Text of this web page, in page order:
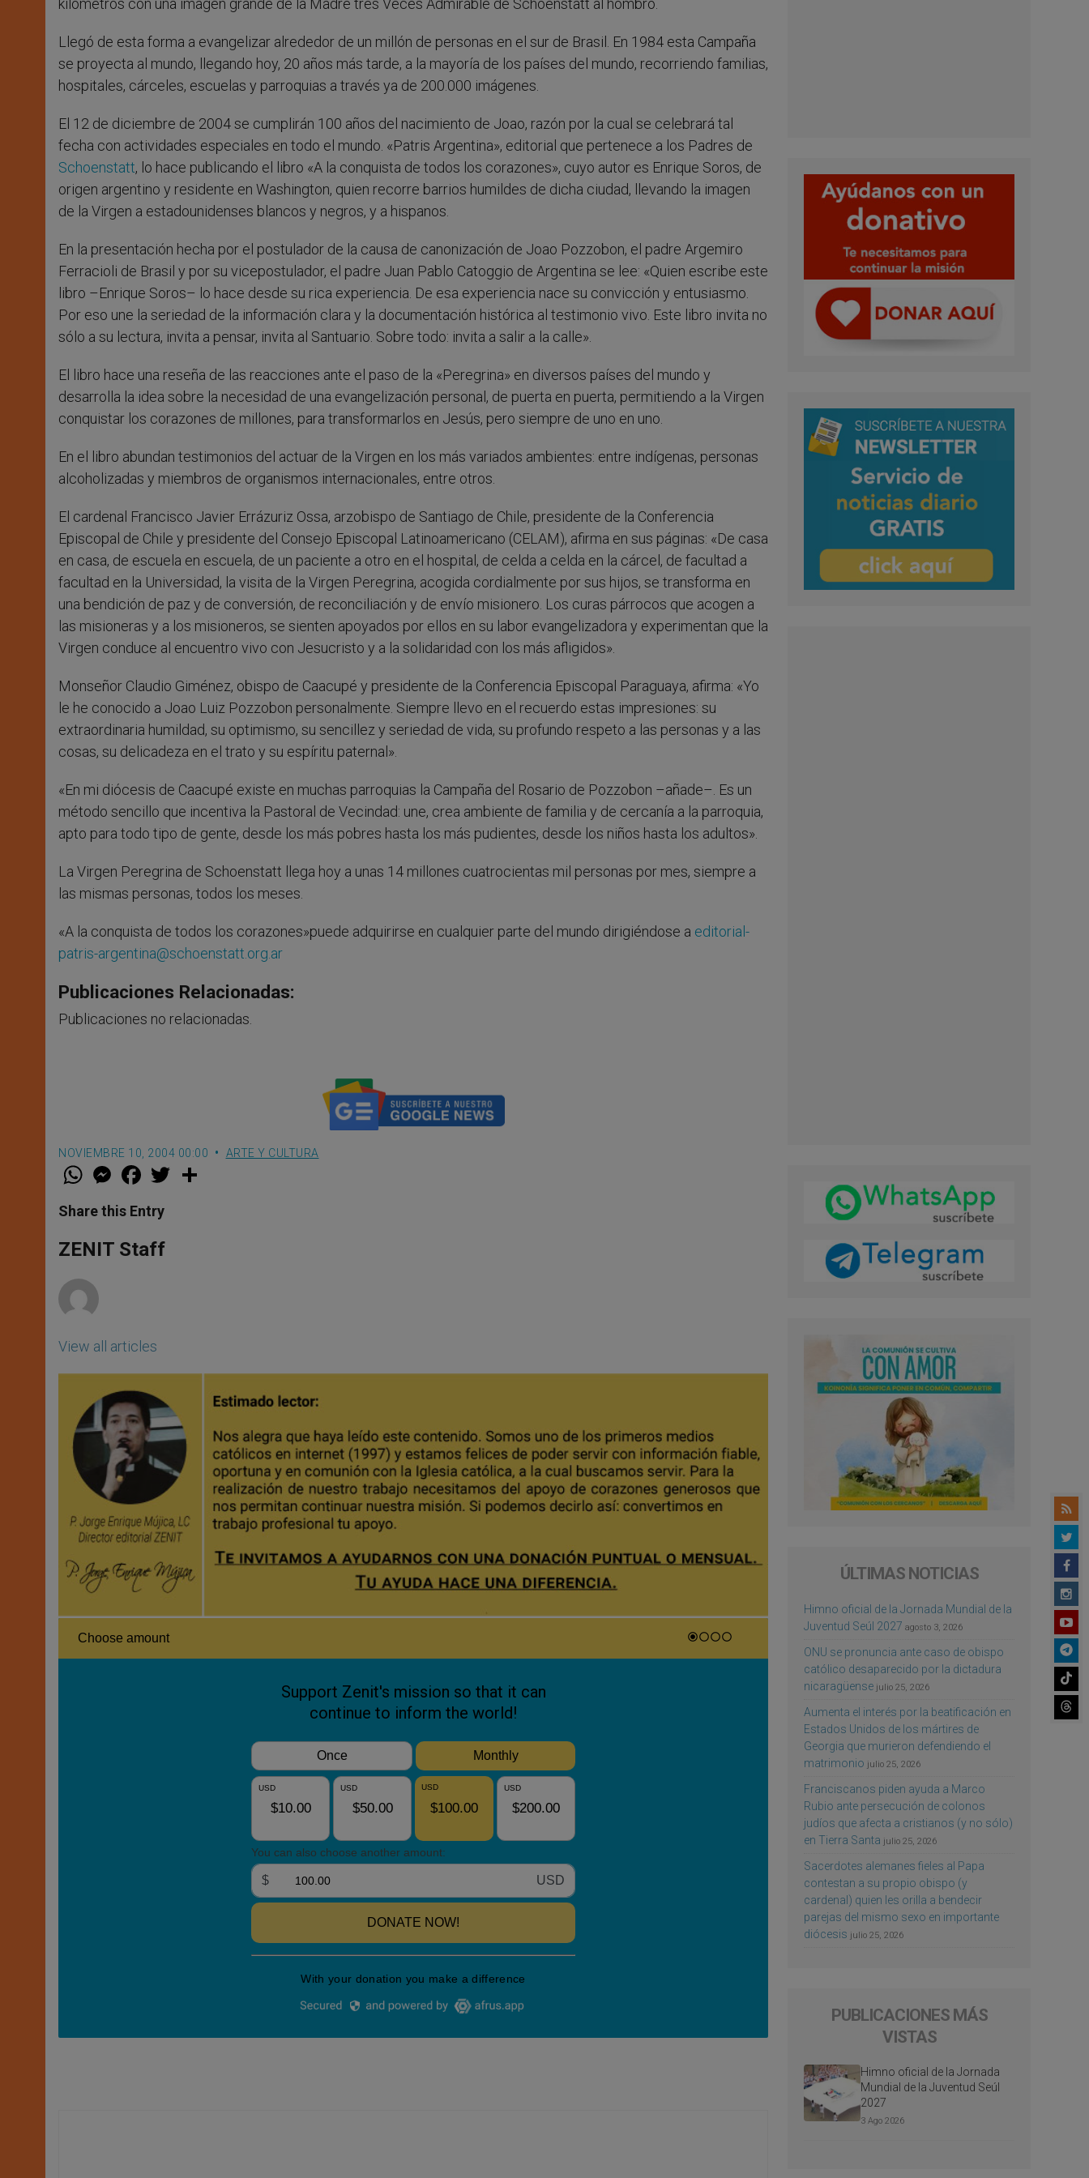
kilómetros con una imagen grande de la Madre tres Veces Admirable de Schoenstatt al hombro.
Llegó de esta forma a evangelizar alrededor de un millón de personas en el sur de Brasil. En 1984 esta Campaña
se proyecta al mundo, llegando hoy, 20 años más tarde, a la mayoría de los países del mundo, recorriendo familias,
hospitales, cárceles, escuelas y parroquias a través ya de 200.000 imágenes.
El 12 de diciembre de 2004 se cumplirán 100 años del nacimiento de Joao, razón por la cual se celebrará tal
fecha con actividades especiales en todo el mundo. «Patris Argentina», editorial que pertenece a los Padres de
Schoenstatt, lo hace publicando el libro «A la conquista de todos los corazones», cuyo autor es Enrique Soros, de
origen argentino y residente en Washington, quien recorre barrios humildes de dicha ciudad, llevando la imagen
de la Virgen a estadounidenses blancos y negros, y a hispanos.
En la presentación hecha por el postulador de la causa de canonización de Joao Pozzobon, el padre Argemiro
Ferracioli de Brasil y por su vicepostulador, el padre Juan Pablo Catoggio de Argentina se lee: «Quien escribe este
libro –Enrique Soros– lo hace desde su rica experiencia. De esa experiencia nace su convicción y entusiasmo.
Por eso une la seriedad de la información clara y la documentación histórica al testimonio vivo. Este libro invita no
sólo a su lectura, invita a pensar, invita al Santuario. Sobre todo: invita a salir a la calle».
El libro hace una reseña de las reacciones ante el paso de la «Peregrina» en diversos países del mundo y
desarrolla la idea sobre la necesidad de una evangelización personal, de puerta en puerta, permitiendo a la Virgen
conquistar los corazones de millones, para transformarlos en Jesús, pero siempre de uno en uno.
En el libro abundan testimonios del actuar de la Virgen en los más variados ambientes: entre indígenas, personas
alcoholizadas y miembros de organismos internacionales, entre otros.
El cardenal Francisco Javier Errázuriz Ossa, arzobispo de Santiago de Chile, presidente de la Conferencia
Episcopal de Chile y presidente del Consejo Episcopal Latinoamericano (CELAM), afirma en sus páginas: «De casa
en casa, de escuela en escuela, de un paciente a otro en el hospital, de celda a celda en la cárcel, de facultad a
facultad en la Universidad, la visita de la Virgen Peregrina, acogida cordialmente por sus hijos, se transforma en
una bendición de paz y de conversión, de reconciliación y de envío misionero. Los curas párrocos que acogen a
las misioneras y a los misioneros, se sienten apoyados por ellos en su labor evangelizadora y experimentan que la
Virgen conduce al encuentro vivo con Jesucristo y a la solidaridad con los más afligidos».
Monseñor Claudio Giménez, obispo de Caacupé y presidente de la Conferencia Episcopal Paraguaya, afirma: «Yo
le he conocido a Joao Luiz Pozzobon personalmente. Siempre llevo en el recuerdo estas impresiones: su
extraordinaria humildad, su optimismo, su sencillez y seriedad de vida, su profundo respeto a las personas y a las
cosas, su delicadeza en el trato y su espíritu paternal».
«En mi diócesis de Caacupé existe en muchas parroquias la Campaña del Rosario de Pozzobon –añade–. Es un
método sencillo que incentiva la Pastoral de Vecindad: une, crea ambiente de familia y de cercanía a la parroquia,
apto para todo tipo de gente, desde los más pobres hasta los más pudientes, desde los niños hasta los adultos».
La Virgen Peregrina de Schoenstatt llega hoy a unas 14 millones cuatrocientas mil personas por mes, siempre a
las mismas personas, todos los meses.
«A la conquista de todos los corazones»puede adquirirse en cualquier parte del mundo dirigiéndose a editorial-
patris-argentina@schoenstatt.org.ar
Publicaciones Relacionadas:
Publicaciones no relacionadas.
NOVIEMBRE 10, 2004 00:00 ARTE Y CULTURA
W
t
s
p
p
M
e
s
e
g
e
F
a
e
b
o
k
w
Share this Entry
ZENIT Staff
View all articles
ÚLTIMAS NOTICIAS
Himno oficial de la Jornada Mundial de la
Juventud Seúl 2027 agosto 3, 2026
ONU se pronuncia ante caso de obispo
católico desaparecido por la dictadura
nicaragüense julio 25, 2026
Aumenta el interés por la beatificación en
Estados Unidos de los mártires de
Georgia que murieron defendiendo el
matrimonio julio 25, 2026
Franciscanos piden ayuda a Marco
Rubio ante persecución de colonos
judíos que afecta a cristianos (y no sólo)
en Tierra Santa julio 25, 2026
Sacerdotes alemanes fieles al Papa
contestan a su propio obispo (y
cardenal) quien les orilla a bendecir
parejas del mismo sexo en importante
diócesis julio 25, 2026
PUBLICACIONES MÁS
VISTAS
Himno oficial de la Jornada
Mundial de la Juventud Seúl
2027
3 Ago 2026